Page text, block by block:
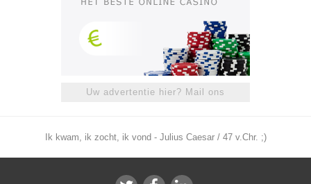
Uw advertentie hier? Mail ons
Ik kwam, ik zocht, ik vond - Julius Caesar / 47 v.Chr. ;)